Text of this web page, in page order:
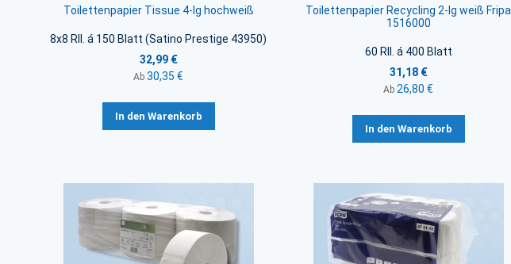
Toilettenpapier Tissue 4-lg hochweiß
8x8 Rll. á 150 Blatt (Satino Prestige 43950)
32,99 €
Ab 30,35 €
In den Warenkorb
Toilettenpapier Recycling 2-lg weiß Fripa
1516000
60 Rll. á 400 Blatt
31,18 €
Ab 26,80 €
In den Warenkorb